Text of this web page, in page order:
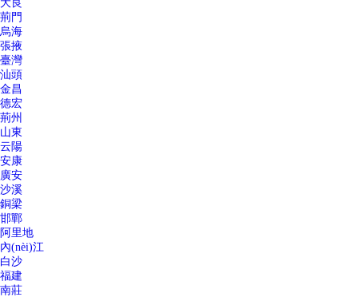
大良
荊門
烏海
張掖
臺灣
汕頭
金昌
德宏
荊州
山東
云陽
安康
廣安
沙溪
銅梁
邯鄲
阿里地
內(nèi)江
白沙
福建
南莊